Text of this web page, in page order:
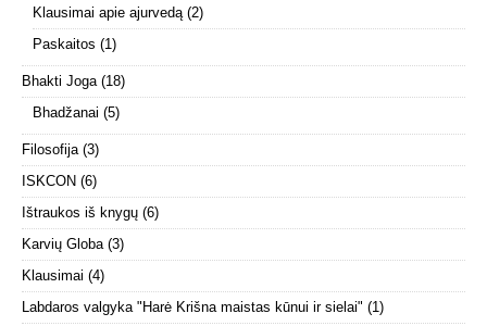
Klausimai apie ajurvedą (2)
Paskaitos (1)
Bhakti Joga (18)
Bhadžanai (5)
Filosofija (3)
ISKCON (6)
Ištraukos iš knygų (6)
Karvių Globa (3)
Klausimai (4)
Labdaros valgyka "Harė Krišna maistas kūnui ir sielai" (1)